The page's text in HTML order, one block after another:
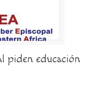
piden educación